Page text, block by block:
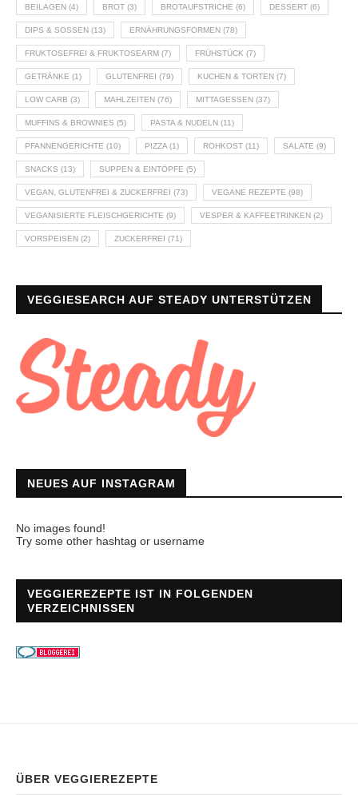
BEILAGEN (4) BROT (3) BROTAUFSTRICHE (6) DESSERT (6)
DIPS & SOSSEN (13) ERNÄHRUNGSFORMEN (78)
FRUKTOSEFREI & FRUKTOSEARM (7) FRÜHSTÜCK (7)
GETRÄNKE (1) GLUTENFREI (79) KUCHEN & TORTEN (7)
LOW CARB (3) MAHLZEITEN (76) MITTAGESSEN (37)
MUFFINS & BROWNIES (5) PASTA & NUDELN (11)
PFANNENGERICHTE (10) PIZZA(1) ROHKOST (11) SALATE (9)
SNACKS (13) SUPPEN & EINTÖPFE (5)
VEGAN, GLUTENFREI & ZUCKERFREI (73) VEGANE REZEPTE (98)
VEGANISIERTE FLEISCHGERICHTE (9) VESPER & KAFFEETRINKEN (2)
VORSPEISEN (2) ZUCKERFREI (71)
VEGGIESEARCH AUF STEADY UNTERSTÜTZEN
NEUES AUF INSTAGRAM
No images found!
Try some other hashtag or username
VEGGIEREZEPTE IST IN FOLGENDEN
VERZEICHNISSEN
ÜBER VEGGIEREZEPTE